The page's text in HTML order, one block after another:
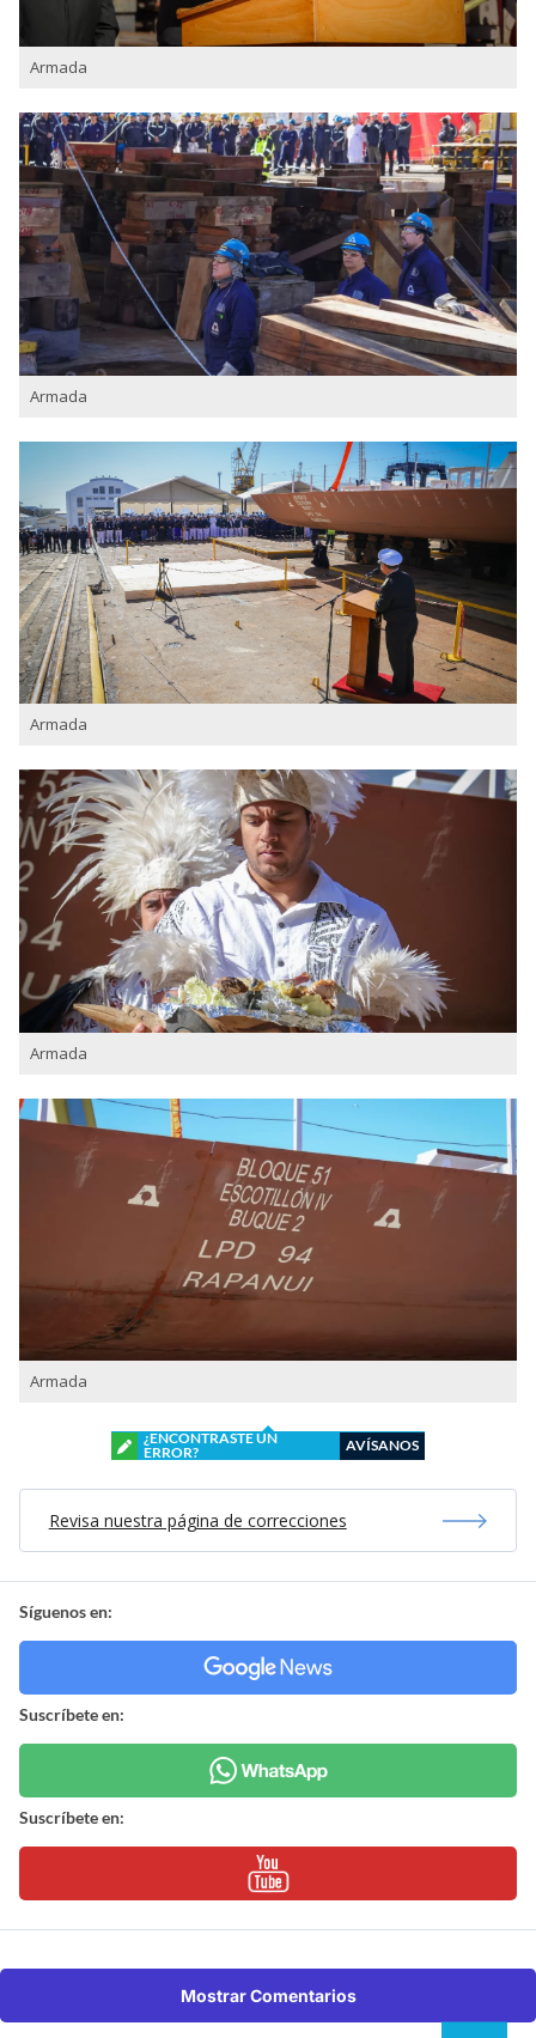
Armada
Armada
Armada
Armada
Armada
¿ENCONTRASTE UN
ERROR?
AVÍSANOS
Revisa nuestra página de correcciones
Síguenos en:
Suscríbete en:
Suscríbete en:
Mostrar Comentarios